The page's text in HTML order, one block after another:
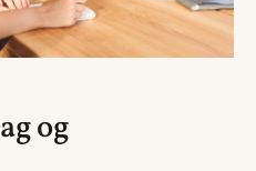
og